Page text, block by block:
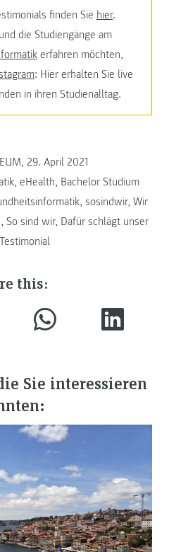
finden Sie hier.
die Studiengänge am
erfahren möchten,
: Hier erhalten Sie live
in ihren Studienalltag.
29. April 2021
, eHealth, Bachelor Studium
, sosindwir, Wir
, So sind wir, Dafür schlägt unser
Testimonial
this:
Sie interessieren